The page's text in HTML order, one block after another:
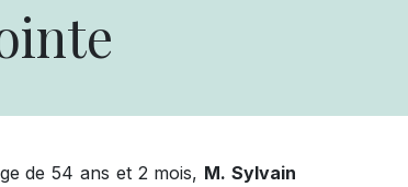
de 54 ans et 2 mois, M. Sylvain